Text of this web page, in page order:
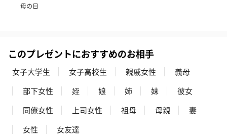
スイーツ
スイーツを同梱してお届けいたします。ギフトへの＋αにおすすめ
母の日
このプレゼントにおすすめのお相手
女子大学生 女子高校生 親戚女性
義母
部下女性
姪 娘 姉 妹
彼女
同僚女性
上司女性 祖母 母親
妻
女性
女友達